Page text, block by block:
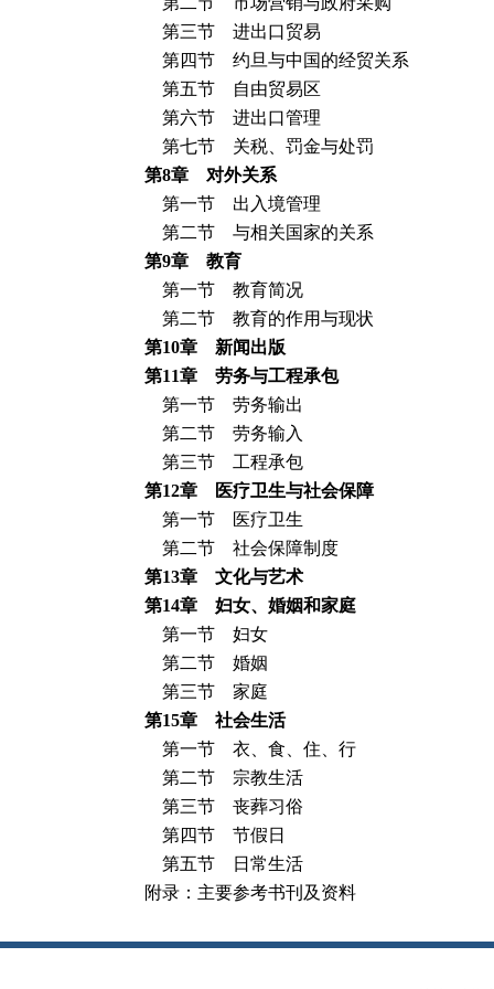
第三节 进出口贸易
第四节 约旦与中国的经贸关系
第五节 自由贸易区
第六节 进出口管理
第七节 关税、罚金与处罚
第8章 对外关系
第一节 出入境管理
第二节 与相关国家的关系
第9章 教育
第一节 教育简况
第二节 教育的作用与现状
第10章 新闻出版
第11章 劳务与工程承包
第一节 劳务输出
第二节 劳务输入
第三节 工程承包
第12章 医疗卫生与社会保障
第一节 医疗卫生
第二节 社会保障制度
第13章 文化与艺术
第14章 妇女、婚姻和家庭
第一节 妇女
第二节 婚姻
第三节 家庭
第15章 社会生活
第一节 衣、食、住、行
第二节 宗教生活
第三节 丧葬习俗
第四节 节假日
第五节 日常生活
附录：主要参考书刊及资料